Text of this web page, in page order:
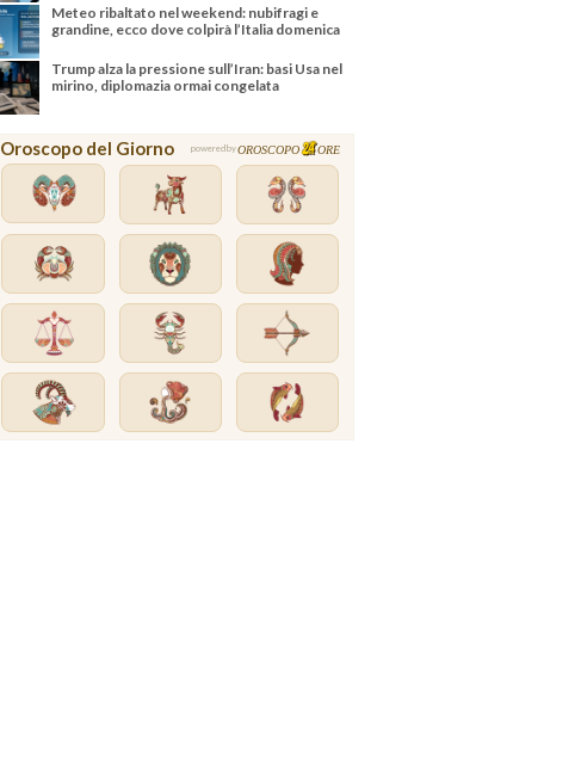
Meteo ribaltato nel weekend: nubifragi e
grandine, ecco dove colpirà l’Italia domenica
Trump alza la pressione sull’Iran: basi Usa nel
mirino, diplomazia ormai congelata
Oroscopo del Giorno powered byOROSCOPO ORE